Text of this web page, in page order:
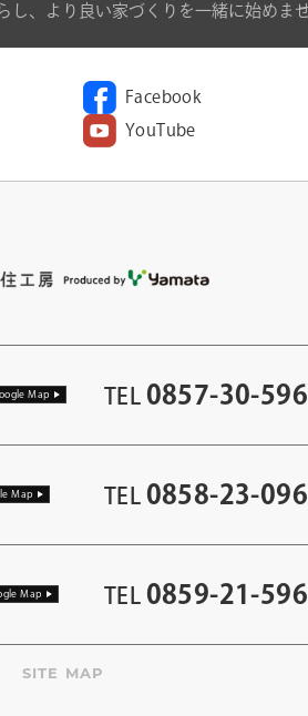
、より良い家づくりを一緒に始めま
Facebook
YouTube
Map TEL 0857-30-
Map TEL 0858-23-
Map TEL 0859-21-
SITE MAP